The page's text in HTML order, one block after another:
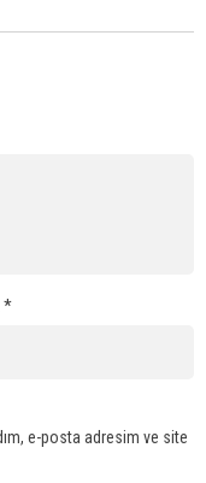
*
e-posta adresim ve site